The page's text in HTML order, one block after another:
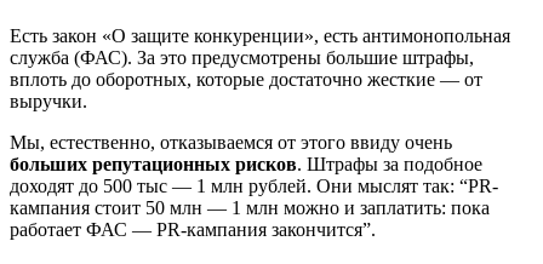
Есть закон «О защите конкуренции», есть антимонопольная
служба (ФАС). За это предусмотрены большие штрафы,
вплоть до оборотных, которые достаточно жесткие — от
выручки.
Мы, естественно, отказываемся от этого ввиду очень
больших репутационных рисков. Штрафы за подобное
доходят до 500 тыс — 1 млн рублей. Они мыслят так: “PR-
кампания стоит 50 млн — 1 млн можно и заплатить: пока
работает ФАС — PR-кампания закончится”.